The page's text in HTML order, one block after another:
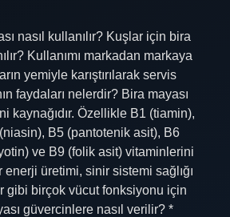
nasıl kullanılır? Kuşlar için bira
Kullanımı markadan markaya
yemiyle karıştırılarak servis
faydaları nelerdir? Bira mayası
kaynağıdır. Özellikle B1 (tiamin),
B5 (pantotenik asit), B6
ve B9 (folik asit) vitaminlerini
üretimi, sinir sistemi sağlığı
gibi birçok vücut fonksiyonu için
güvercinlere nasıl verilir? *